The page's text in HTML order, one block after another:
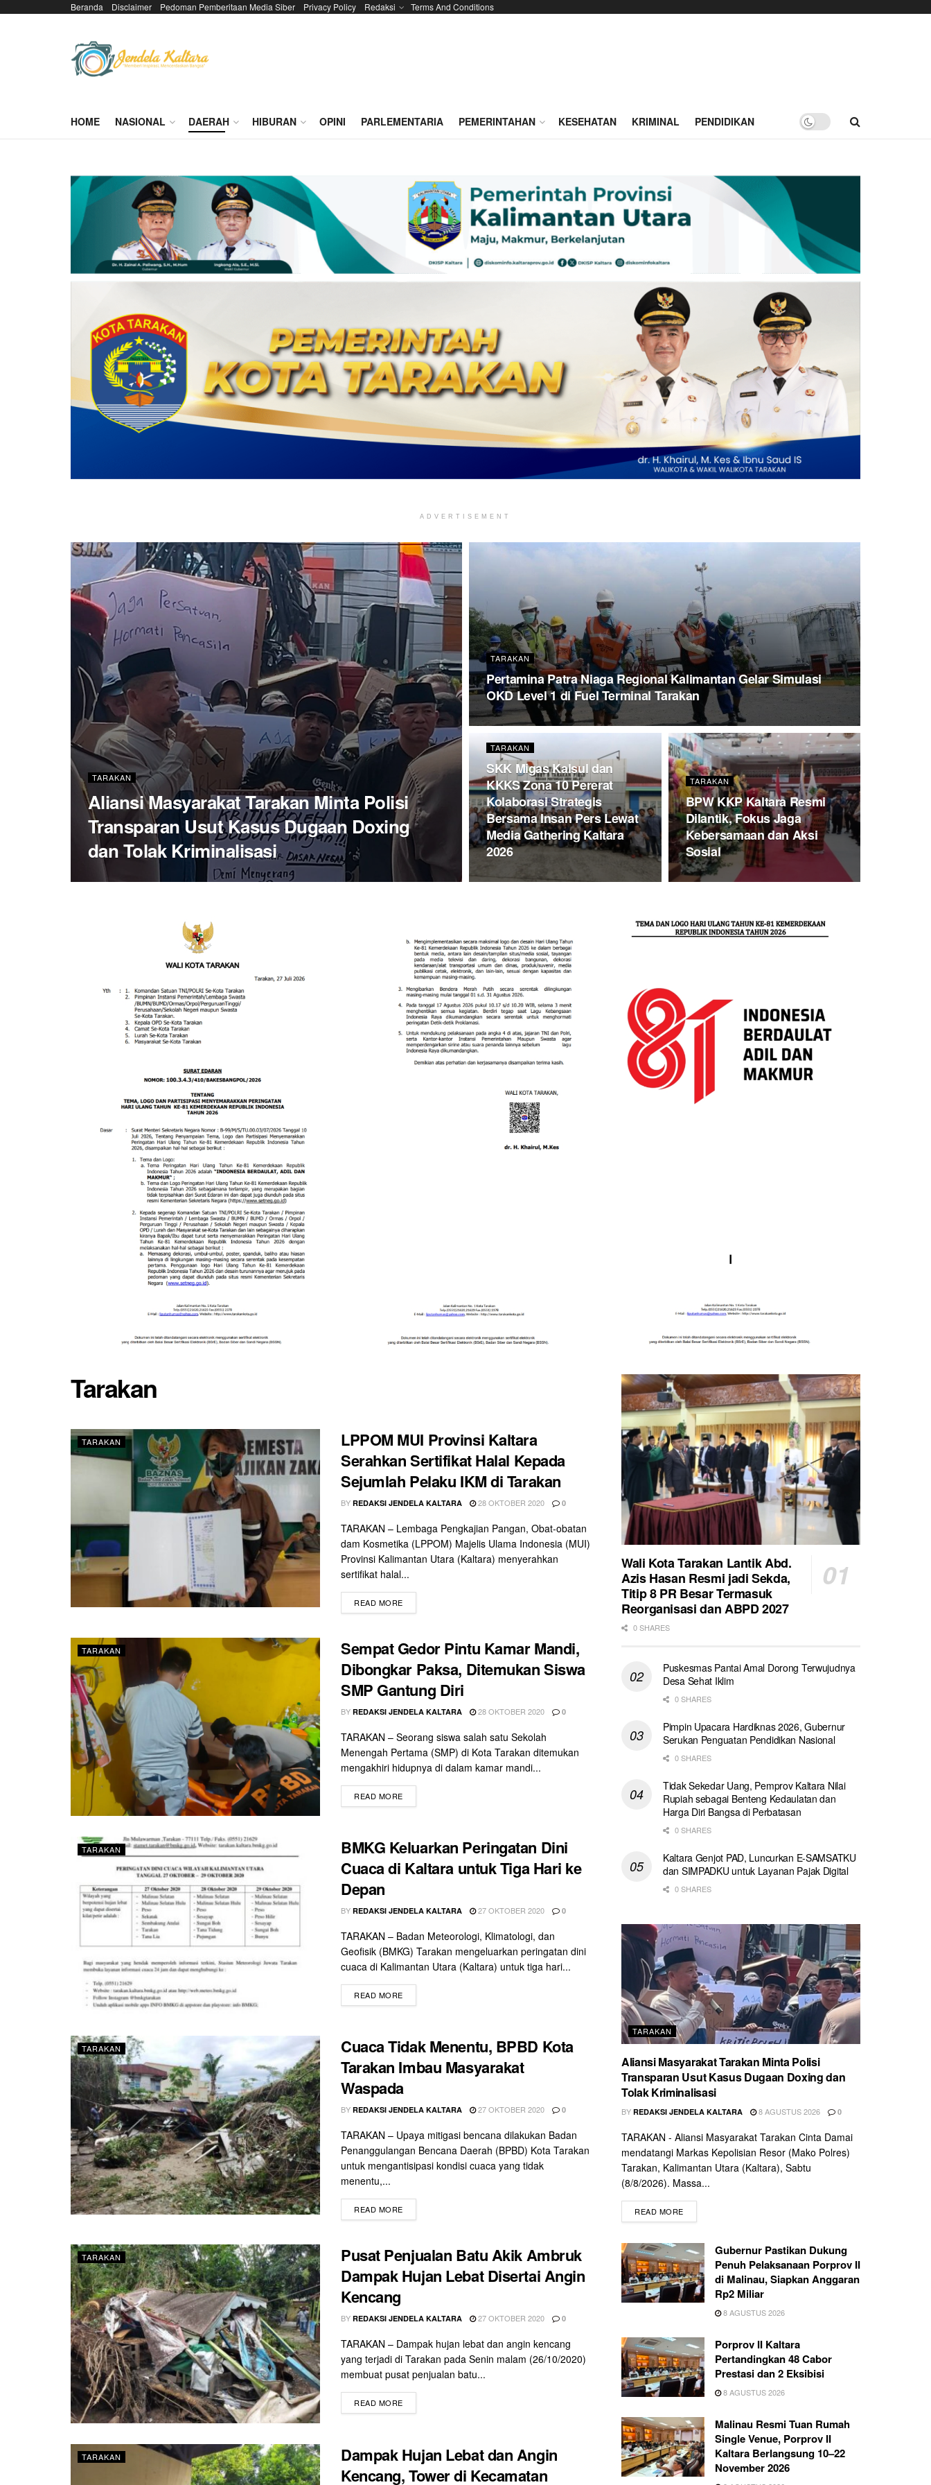
Beranda Disclaimer Pedoman Pemberitaan Media Siber Privacy Policy Redaksi Terms And Conditions
HOME NASIONAL DAERAH HIBURAN OPINI PARLEMENTARIA PEMERINTAHAN KESEHATAN KRIMINAL PENDIDIKAN
ADVERTISEMENT
TARAKAN
Aliansi Masyarakat Tarakan Minta Polisi
Transparan Usut Kasus Dugaan Doxing
dan Tolak Kriminalisasi
TARAKAN
Pertamina Patra Niaga Regional Kalimantan Gelar Simulasi
OKD Level 1 di Fuel Terminal Tarakan
TARAKAN
SKK Migas Kalsul dan
KKKS Zona 10 Pererat
Kolaborasi Strategis
Bersama Insan Pers Lewat
Media Gathering Kaltara
2026
TARAKAN
BPW KKP Kaltara Resmi
Dilantik, Fokus Jaga
Kebersamaan dan Aksi
Sosial
Tarakan
TARAKAN
LPPOM MUI Provinsi Kaltara
Serahkan Sertifikat Halal Kepada
Sejumlah Pelaku IKM di Tarakan
BY REDAKSI JENDELA KALTARA 28 OKTOBER 2020 0
TARAKAN – Lembaga Pengkajian Pangan, Obat-obatan
dam Kosmetika (LPPOM) Majelis Ulama Indonesia (MUI)
Provinsi Kalimantan Utara (Kaltara) menyerahkan
sertifikat halal...
READ MORE
TARAKAN
Sempat Gedor Pintu Kamar Mandi,
Dibongkar Paksa, Ditemukan Siswa
SMP Gantung Diri
BY REDAKSI JENDELA KALTARA 28 OKTOBER 2020 0
TARAKAN – Seorang siswa salah satu Sekolah
Menengah Pertama (SMP) di Kota Tarakan ditemukan
mengakhiri hidupnya di dalam kamar mandi...
READ MORE
TARAKAN
BMKG Keluarkan Peringatan Dini
Cuaca di Kaltara untuk Tiga Hari ke
Depan
BY REDAKSI JENDELA KALTARA 27 OKTOBER 2020 0
TARAKAN – Badan Meteorologi, Klimatologi, dan
Geofisik (BMKG) Tarakan mengeluarkan peringatan dini
cuaca di Kalimantan Utara (Kaltara) untuk tiga hari...
READ MORE
TARAKAN
Cuaca Tidak Menentu, BPBD Kota
Tarakan Imbau Masyarakat
Waspada
BY REDAKSI JENDELA KALTARA 27 OKTOBER 2020 0
TARAKAN – Upaya mitigasi bencana dilakukan Badan
Penanggulangan Bencana Daerah (BPBD) Kota Tarakan
untuk mengantisipasi kondisi cuaca yang tidak
menentu,...
READ MORE
TARAKAN
Pusat Penjualan Batu Akik Ambruk
Dampak Hujan Lebat Disertai Angin
Kencang
BY REDAKSI JENDELA KALTARA 27 OKTOBER 2020 0
TARAKAN – Dampak hujan lebat dan angin kencang
yang terjadi di Tarakan pada Senin malam (26/10/2020)
membuat pusat penjualan batu...
READ MORE
TARAKAN
Dampak Hujan Lebat dan Angin
Kencang, Tower di Kecamatan
Wali Kota Tarakan Lantik Abd.
Azis Hasan Resmi jadi Sekda,
Titip 8 PR Besar Termasuk
Reorganisasi dan ABPD 2027
0 SHARES
Puskesmas Pantai Amal Dorong Terwujudnya
Desa Sehat Iklim
0 SHARES
Pimpin Upacara Hardiknas 2026, Gubernur
Serukan Penguatan Pendidikan Nasional
0 SHARES
Tidak Sekedar Uang, Pemprov Kaltara Nilai
Rupiah sebagai Benteng Kedaulatan dan
Harga Diri Bangsa di Perbatasan
0 SHARES
Kaltara Genjot PAD, Luncurkan E-SAMSATKU
dan SIMPADKU untuk Layanan Pajak Digital
0 SHARES
TARAKAN
Aliansi Masyarakat Tarakan Minta Polisi
Transparan Usut Kasus Dugaan Doxing dan
Tolak Kriminalisasi
BY REDAKSI JENDELA KALTARA 8 AGUSTUS 2026 0
TARAKAN - Aliansi Masyarakat Tarakan Cinta Damai
mendatangi Markas Kepolisian Resor (Mako Polres)
Tarakan, Kalimantan Utara (Kaltara), Sabtu
(8/8/2026). Massa...
READ MORE
Gubernur Pastikan Dukung
Penuh Pelaksanaan Porprov II
di Malinau, Siapkan Anggaran
Rp2 Miliar
8 AGUSTUS 2026
Porprov II Kaltara
Pertandingkan 48 Cabor
Prestasi dan 2 Eksibisi
8 AGUSTUS 2026
Malinau Resmi Tuan Rumah
Single Venue, Porprov II
Kaltara Berlangsung 10–22
November 2026